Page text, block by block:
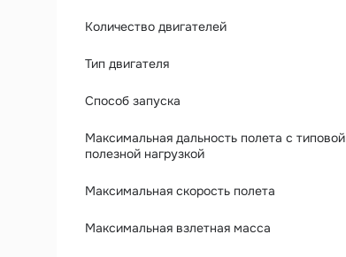
Количество двигателей
Тип двигателя
Способ запуска
Максимальная дальность полета с типовой
полезной нагрузкой
Максимальная скорость полета
Максимальная взлетная масса